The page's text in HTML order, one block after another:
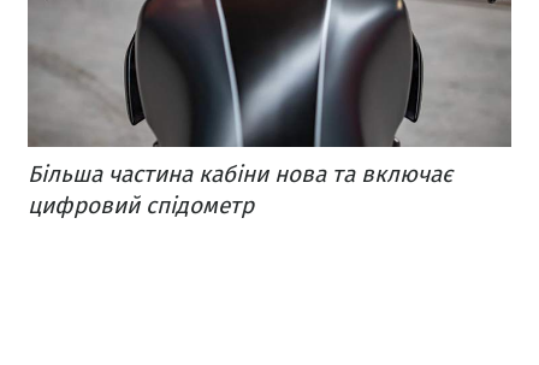
Більша частина кабіни нова та включає
цифровий спідометр